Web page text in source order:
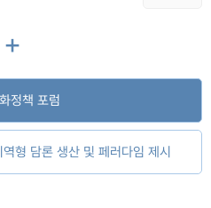
+
정책 포럼
형 담론 생산 및 페러다임 제시